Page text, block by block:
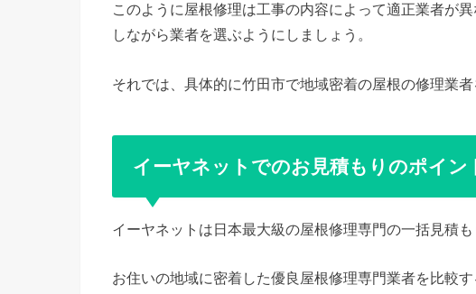
このように屋根修理は工事の内容によって適正業者が
しながら業者を選ぶようにしましょう。
それでは、具体的に竹田市で地域密着の屋根の修理業者
イーヤネットでのお見積もりのポイン
イーヤネットは日本最大級の屋根修理専門の一括見積も
お住いの地域に密着した優良屋根修理専門業者を比較